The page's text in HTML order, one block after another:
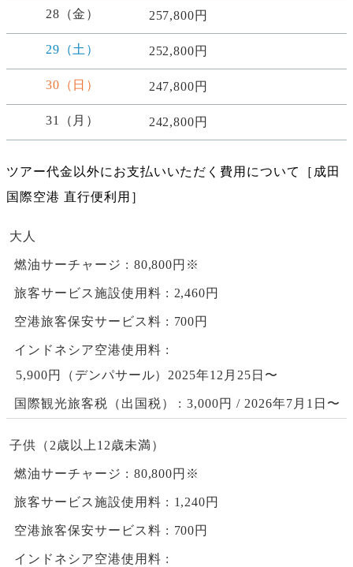
28（金） 257,800円
29（土） 252,800円
30（日） 247,800円
31（月） 242,800円
ツアー代金以外にお支払いいただく費用について［成田
国際空港 直行便利用］
大人
燃油サーチャージ 80,800円※
旅客サービス施設使用料 2,460円
空港旅客保安サービス料 700円
インドネシア空港使用料
5,900円（デンパサール）2025年12月25日〜
国際観光旅客税（出国税） 3,000円 / 2026年7月1日〜
子供（2歳以上12歳未満）
燃油サーチャージ 80,800円※
旅客サービス施設使用料 1,240円
空港旅客保安サービス料 700円
インドネシア空港使用料